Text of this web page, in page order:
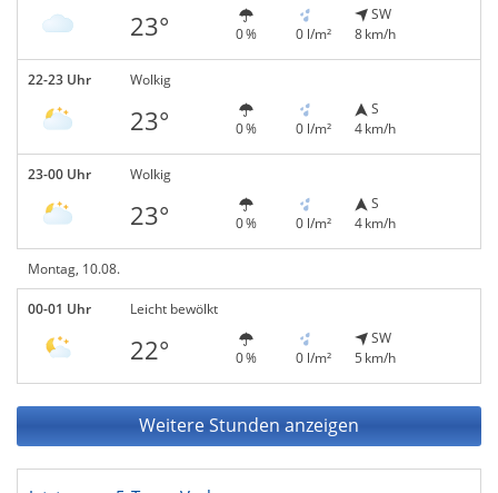
23° 0 % 0 l/m²
SW
8 km/h
22-23 Uhr Wolkig
23° 0 % 0 l/m²
S
4 km/h
23-00 Uhr Wolkig
23° 0 % 0 l/m²
S
4 km/h
Montag, 10.08.
00-01 Uhr Leicht bewölkt
22° 0 % 0 l/m²
SW
5 km/h
Weitere Stunden anzeigen